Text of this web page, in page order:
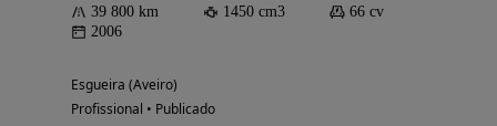
39 800 km 1450 cm3
66 cv
2006
Esgueira (Aveiro)
Profissional • Publicado